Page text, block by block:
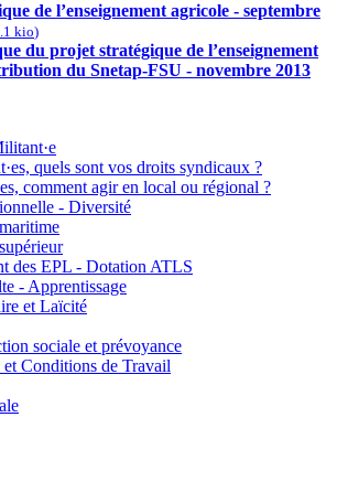
de l’enseignement agricole - septembre
kio)
du projet stratégique de l’enseignement
du Snetap-FSU - novembre 2013
quels sont vos droits syndicaux ?
comment agir en local ou régional ?
- Diversité
des EPL - Dotation ATLS
- Apprentissage
et Laïcité
sociale et prévoyance
et Conditions de Travail